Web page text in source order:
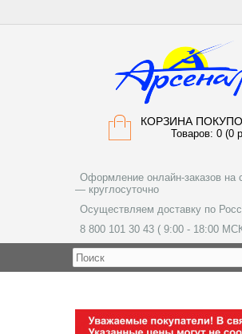
КОРЗИНА
Товаров: 0 (0
Оформление онлайн-заказов на
— круглосуточно
Осуществляем доставку по
8 800 101 30 43 ( 9:00 - 18:00